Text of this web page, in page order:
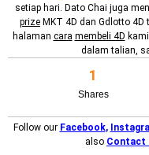
setiap hari. Dato Chai juga
prize MKT 4D dan Gdlotto 4D
halaman cara membeli 4D
dalam talian,
Shares
1
Follow our Facebook,
also Contact